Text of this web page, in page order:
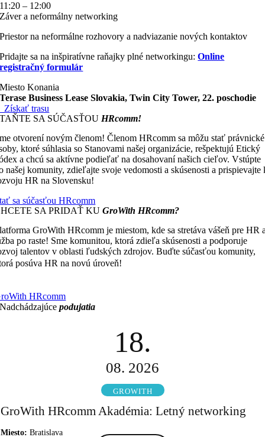
11:20 – 12:00
Záver a neformálny networking
Priestor na neformálne rozhovory a nadviazanie nových kontaktov
Pridajte sa na inšpiratívne raňajky plné networkingu:Online
registračný formulár
Miesto Konania
Terase Business Lease Slovakia, Twin City Tower, 22. poschodie
Získať trasu
SA SÚČASŤOU HRcomm!
otvorení novým členom! Členom HRcomm sa môžu stať právnické
ktoré súhlasia so Stanovami našej organizácie, rešpektujú Etický
a chcú sa aktívne podieľať na dosahovaní našich cieľov. Vstúpte
našej komunity, zdieľajte svoje vedomosti a skúsenosti a prispievajte
HR na Slovensku!
sa súčasťou HRcomm
SA PRIDAŤ KUGroWith HRcomm?
GroWith HRcomm je miestom, kde sa stretáva vášeň pre HR
po raste! Sme komunitou, ktorá zdieľa skúsenosti a podporuje
talentov v oblasti ľudských zdrojov. Buďte súčasťou komunity,
posúva HR na novú úroveň!
HRcomm
Nadchádzajúcepodujatia
18.
08. 2026
GROWITH
GroWith HRcomm Akadémia: Letný networking
Miesto: Bratislava